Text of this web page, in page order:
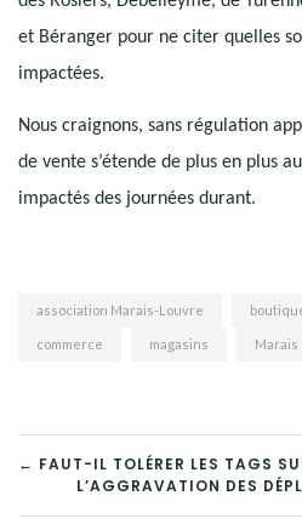
et Béranger pour ne citer quelles
impactées.
Nous craignons, sans régulation
de vente s’étende de plus en plus
impactés des journées durant.
association Marais-Louvre
commerce magasins Marais
NAVIGATION
← FAUT-IL TOLÉRER LES TAGS
L’AGGRAVATION DES